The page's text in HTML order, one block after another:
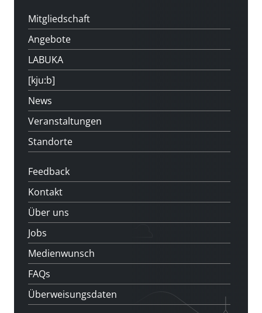
Mitgliedschaft
Angebote
LABUKA
[kju:b]
News
Veranstaltungen
Standorte
Feedback
Kontakt
Über uns
Jobs
Medienwunsch
FAQs
Überweisungsdaten